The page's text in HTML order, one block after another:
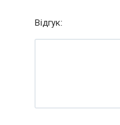
Відгук: